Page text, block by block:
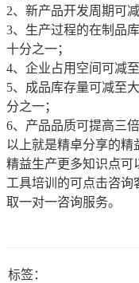
2、新产品开发周期可
3、生产过程的在制品
十分之一；
4、企业占用空间可减
5、成品库存量可减至
分之一；
6、产品品质可提高三倍
以上就是精卓分享的
精益生产更多知识点可
工具培训的可点击咨询
取一对一咨询服务。
标签：